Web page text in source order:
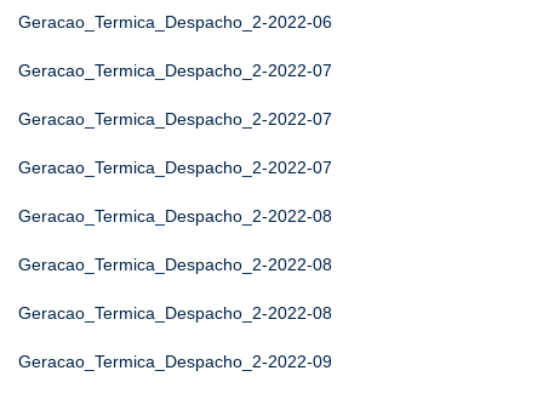
Geracao_Termica_Despacho_2-2022-06
Geracao_Termica_Despacho_2-2022-07
Geracao_Termica_Despacho_2-2022-07
Geracao_Termica_Despacho_2-2022-07
Geracao_Termica_Despacho_2-2022-08
Geracao_Termica_Despacho_2-2022-08
Geracao_Termica_Despacho_2-2022-08
Geracao_Termica_Despacho_2-2022-09